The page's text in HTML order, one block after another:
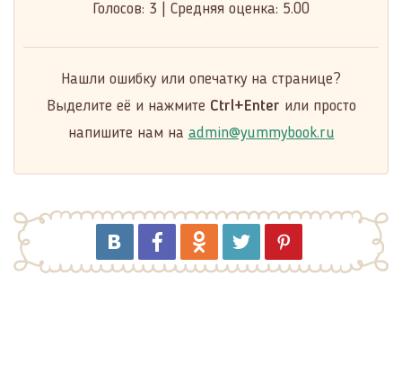
Голосов: 3 Средняя оценка: 5.00
Нашли ошибку или опечатку на странице?
Выделите её и нажмите Ctrl+Enter или просто
напишите нам на admin@yummybook.ru